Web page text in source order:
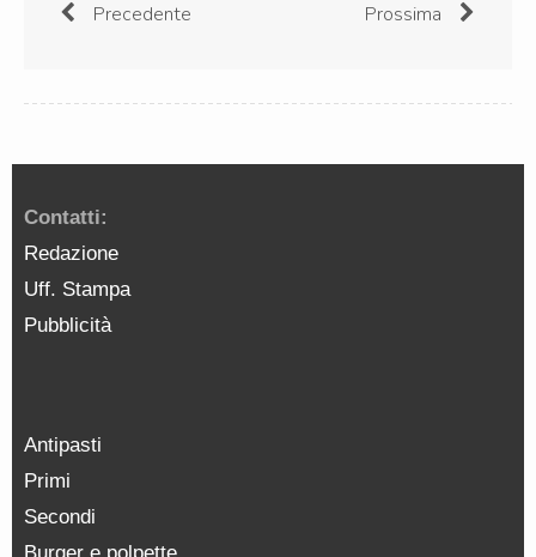
Precedente Prossima
Contatti:
Redazione
Uff. Stampa
Pubblicità
Antipasti
Primi
Secondi